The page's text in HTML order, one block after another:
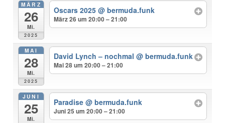
MÄRZ
26
Mi.
2025
Oscars 2025 @ bermuda.funk
März 26 um 20:00 – 21:00
MAI
28
Mi.
2025
David Lynch – nochmal @ bermuda.funk
Mai 28 um 20:00 – 21:00
JUNI
25
Mi.
Paradise @ bermuda.funk
Juni 25 um 20:00 – 21:00